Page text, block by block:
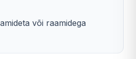
või raamidega